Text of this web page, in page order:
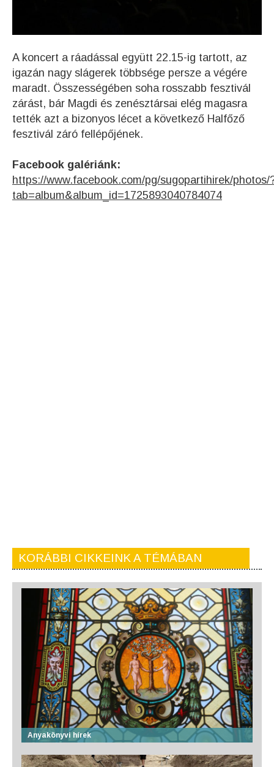
A koncert a ráadással együtt 22.15-ig tartott, az
igazán nagy slágerek többsége persze a végére
maradt. Összességében soha rosszabb fesztivál
zárást, bár Magdi és zenésztársai elég magasra
tették azt a bizonyos lécet a következő Halfőző
fesztivál záró fellépőjének.
Facebook galériánk:
https://www.facebook.com/pg/sugopartihirek/photos/
tab=album&album_id=1725893040784074
KORÁBBI CIKKEINK A TÉMÁBAN
Anyakönyvi hírek